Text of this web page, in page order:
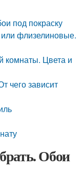
под покраску
флизелиновые.
комнаты. Цвета и
чего зависит
Обои